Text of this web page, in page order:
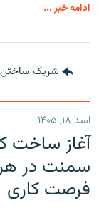
ادامه خبر ...
شریک ساختن
اسد ۱۸, ۱۴۰۵
فرصت کاری